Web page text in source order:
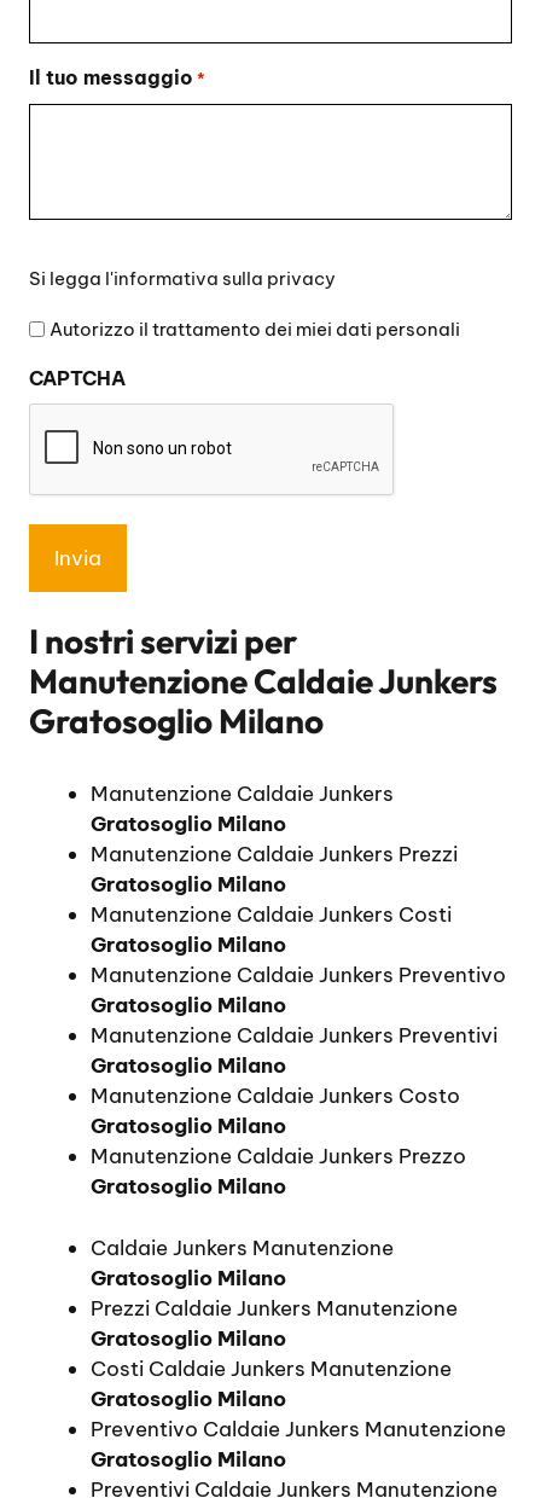
Il tuo messaggio *
legga
l'informativa
privacy
Si legga l'informativa sulla privacy
Autorizzo il trattamento dei miei dati personali
CAPTCHA
I nostri servizi per
Manutenzione Caldaie Junkers
Gratosoglio Milano
Manutenzione Caldaie Junkers
Gratosoglio Milano
Manutenzione Caldaie Junkers Prezzi
Gratosoglio Milano
Manutenzione Caldaie Junkers Costi
Gratosoglio Milano
Manutenzione Caldaie Junkers Preventivo
Gratosoglio Milano
Manutenzione Caldaie Junkers Preventivi
Gratosoglio Milano
Manutenzione Caldaie Junkers Costo
Gratosoglio Milano
Manutenzione Caldaie Junkers Prezzo
Gratosoglio Milano
Caldaie Junkers Manutenzione
Gratosoglio Milano
Prezzi Caldaie Junkers Manutenzione
Gratosoglio Milano
Costi Caldaie Junkers Manutenzione
Gratosoglio Milano
Preventivo Caldaie Junkers Manutenzione
Gratosoglio Milano
Preventivi Caldaie Junkers Manutenzione